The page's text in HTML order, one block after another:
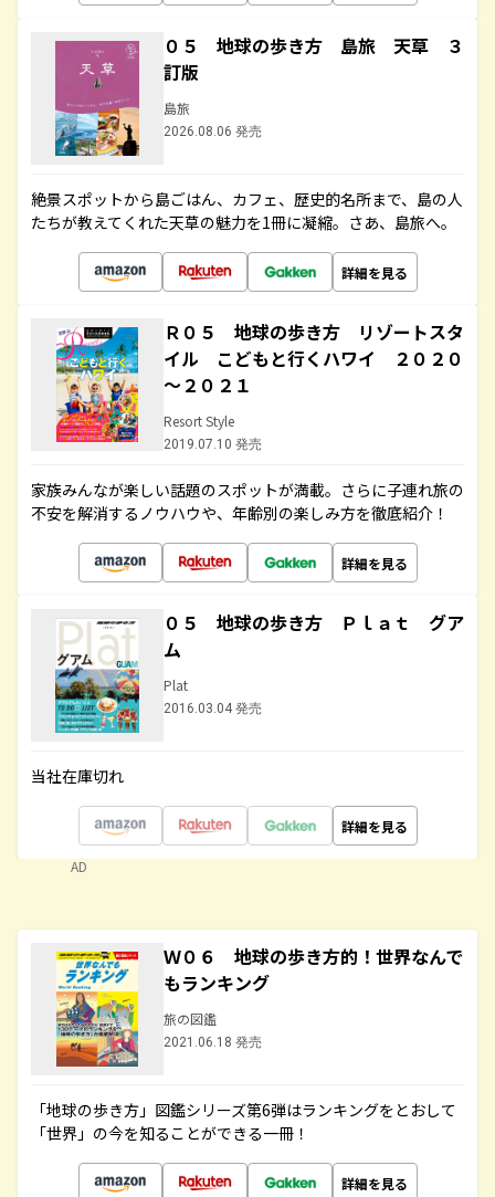
０５ 地球の歩き方 島旅 天草 ３
訂版
島旅
2026.08.06 発売
絶景スポットから島ごはん、カフェ、歴史的名所まで、島の人
たちが教えてくれた天草の魅力を1冊に凝縮。さあ、島旅へ。
詳細を見る
Ｒ０５ 地球の歩き方 リゾートスタ
イル こどもと行くハワイ ２０２０
～２０２１
Resort Style
2019.07.10 発売
家族みんなが楽しい話題のスポットが満載。さらに子連れ旅の
不安を解消するノウハウや、年齢別の楽しみ方を徹底紹介！
詳細を見る
０５ 地球の歩き方 Ｐｌａｔ グア
ム
Plat
2016.03.04 発売
当社在庫切れ
詳細を見る
AD
Ｗ０６ 地球の歩き方的！世界なんで
もランキング
旅の図鑑
2021.06.18 発売
「地球の歩き方」図鑑シリーズ第6弾はランキングをとおして
「世界」の今を知ることができる一冊！
詳細を見る